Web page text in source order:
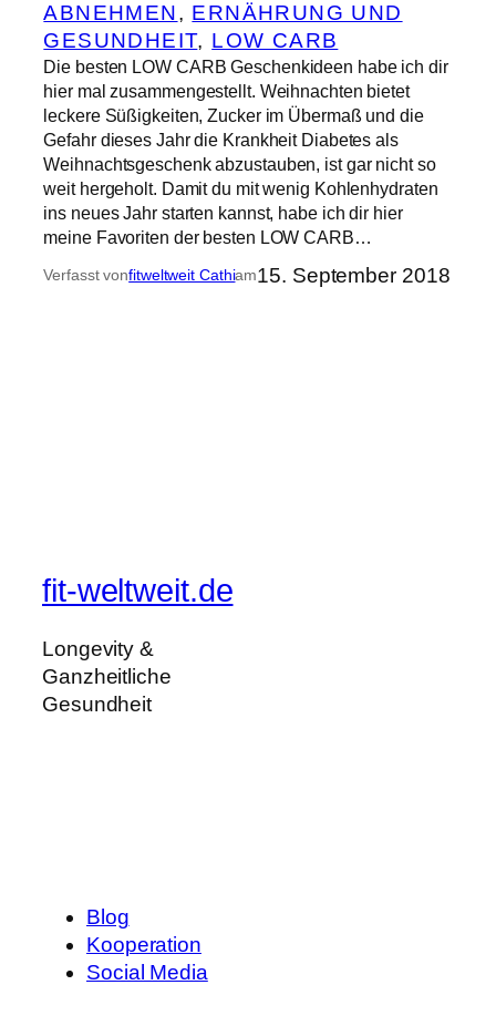
ABNEHMEN, ERNÄHRUNG UND
GESUNDHEIT, LOW CARB
Die besten LOW CARB Geschenkideen habe ich dir
hier mal zusammengestellt. Weihnachten bietet
leckere Süßigkeiten, Zucker im Übermaß und die
Gefahr dieses Jahr die Krankheit Diabetes als
Weihnachtsgeschenk abzustauben, ist gar nicht so
weit hergeholt. Damit du mit wenig Kohlenhydraten
ins neues Jahr starten kannst, habe ich dir hier
meine Favoriten der besten LOW CARB…
Verfasst vonfitweltweit Cathiam15. September 2018
fit-weltweit.de
Longevity &
Ganzheitliche
Gesundheit
Blog
Kooperation
Social Media